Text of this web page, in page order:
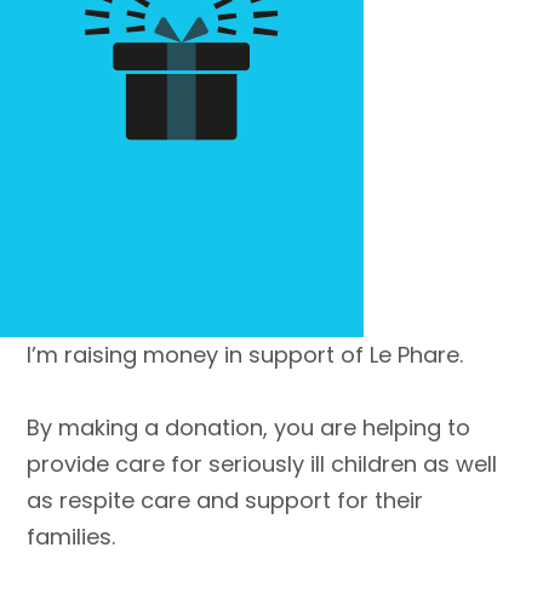
I’m raising money in support of Le Phare.
By making a donation, you are helping to
provide care for seriously ill children as well
as respite care and support for their
families.